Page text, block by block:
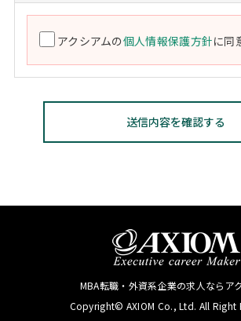
アクシアムの個人情報保護方針に同
MBA転職・外資系企業の求人ならア
Copyright© AXIOM Co., Ltd. All Right